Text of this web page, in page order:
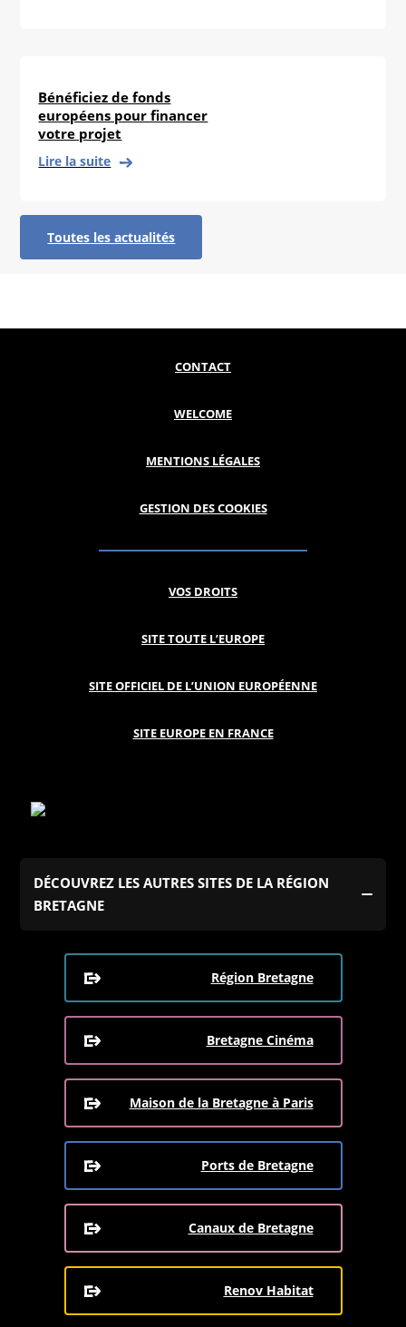
Bénéficiez de fonds
européens pour financer
votre projet
Lire la suite
Toutes les actualités
CONTACT
WELCOME
MENTIONS LÉGALES
GESTION DES COOKIES
VOS DROITS
SITE TOUTE L’EUROPE
SITE OFFICIEL DE L’UNION EUROPÉENNE
SITE EUROPE EN FRANCE
DÉCOUVREZ LES AUTRES SITES DE LA RÉGION
BRETAGNE
Région Bretagne
Bretagne Cinéma
Maison de la Bretagne à Paris
Ports de Bretagne
Canaux de Bretagne
Renov Habitat